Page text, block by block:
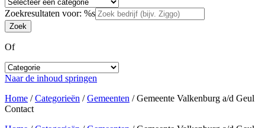
Zoekresultaten voor: %s
Of
Naar de inhoud springen
Home /Categorieën /Gemeenten /Gemeente Valkenburg a/d Geul
Contact